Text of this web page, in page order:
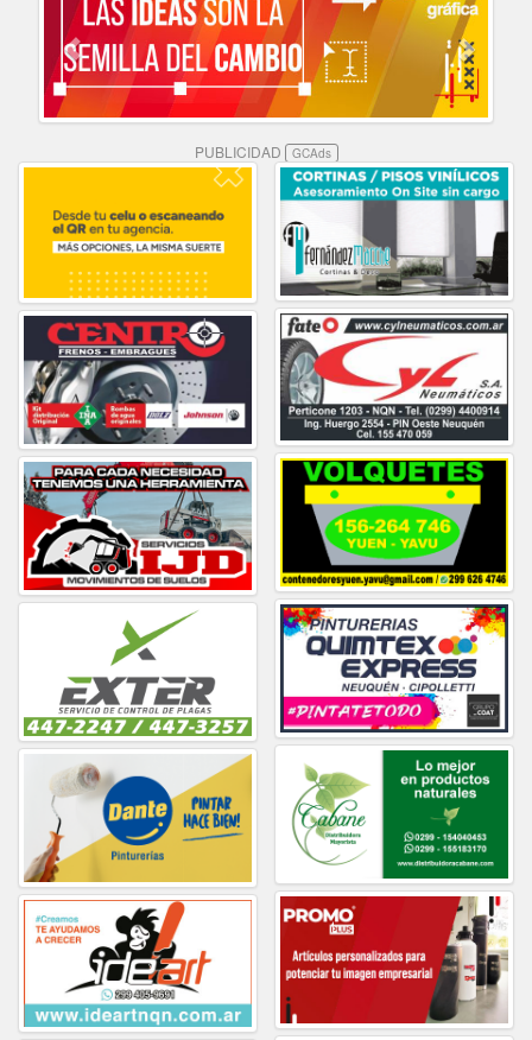
PUBLICIDAD GCAds